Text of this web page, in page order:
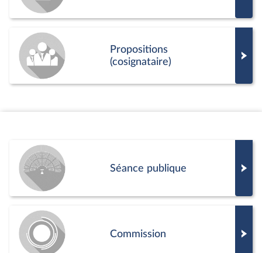
Propositions
(cosignataire)
Séance publique
Commission